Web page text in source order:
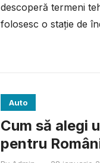
descoperă termeni
folosesc o stație de
Auto
Cum să alegi
pentru